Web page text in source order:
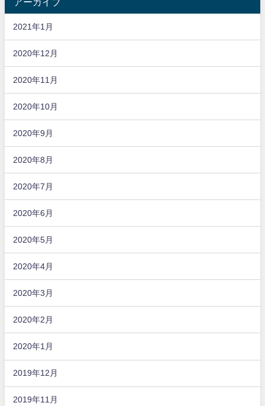
2021年1月
2020年12月
2020年11月
2020年10月
2020年9月
2020年8月
2020年7月
2020年6月
2020年5月
2020年4月
2020年3月
2020年2月
2020年1月
2019年12月
2019年11月